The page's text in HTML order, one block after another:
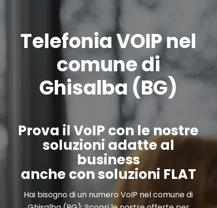
Telefonia VOIP nel
comune di
Ghisalba (BG)
Prova il VoIP con le nostre
soluzioni adatte al
business
anche con soluzioni FLAT
Hai bisogno di un numero VoIP nel comune di